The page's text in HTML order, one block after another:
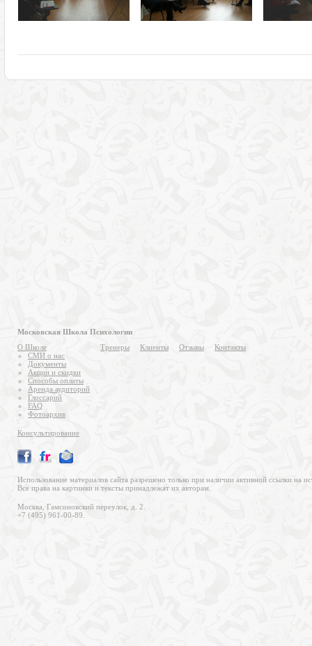
Московская Школа Психологии
О Школе
СМИ о нас
Документы
Акции и скидки
Способы оплаты
Аренда аудиторий
Глоссарий
FAQ
Фотоархив
Тренеры Клиенты Отзывы Контакты
Консультирование
Использование материалов сайта разрешено только при наличии активной ссылки на
Все права на картинки и тексты принадлежат их авторам.
Москва, Гамсоновский переулок, д. 2.
+7 (495) 961-00-89.